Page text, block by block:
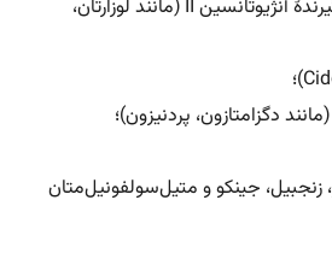
مسدودکننده‌های گیرندۀ آنژیوتانسین II (مانند لوزارتان،
دگزامتازون، پردنیزون)؛
زنجبیل، جینکو و متیل‌سولفونیل‌متان